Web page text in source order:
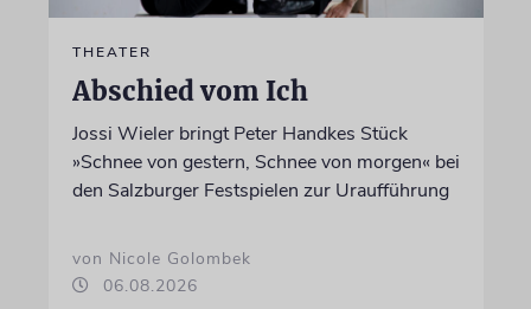
THEATER
Abschied vom Ich
Jossi Wieler bringt Peter Handkes Stück
»Schnee von gestern, Schnee von morgen« bei
den Salzburger Festspielen zur Uraufführung
von Nicole Golombek
06.08.2026